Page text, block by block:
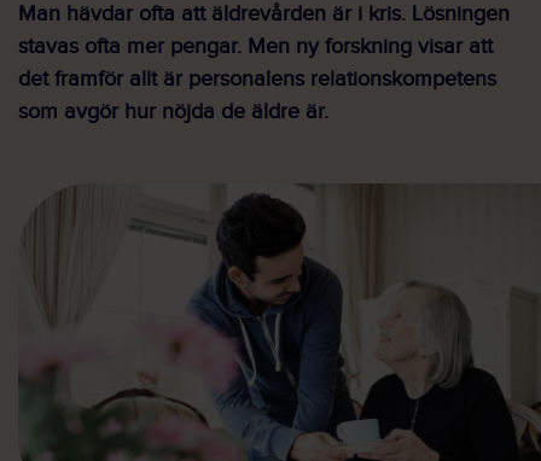
Man hävdar ofta att äldrevården är i kris. Lösningen
stavas ofta mer pengar. Men ny forskning visar att
det framför allt är personalens relationskompetens
som avgör hur nöjda de äldre är.